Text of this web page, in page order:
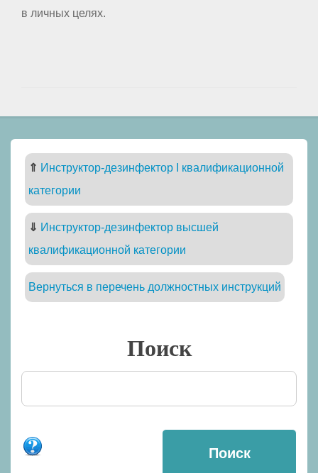
в личных целях.
⇑ Инструктор-дезинфектор I квалификационной
категории
⇓ Инструктор-дезинфектор высшей
квалификационной категории
Вернуться в перечень должностных инструкций
Поиск